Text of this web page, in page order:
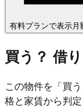
有料プランで表示 月
買う？ 借
この物件を「買
格と家賃から判定